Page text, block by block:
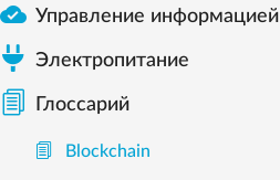
 Управление информацией
Электропитание
Глоссарий
Blockchain